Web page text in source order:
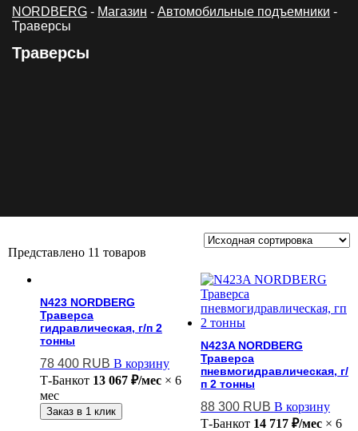
NORDBERG - Магазин - Автомобильные подъемники -
Траверсы
Траверсы
Представлено 11 товаров
N423 NORDBERG
Траверса
гидравлическая, г/п 2
тонны
78 400 RUB В корзину
Т-Банкот 13 067 ₽/мес × 6
мес
Заказ в 1 клик
N423A NORDBERG
Траверса
пневмогидравлическая, г/
п 2 тонны
88 300 RUB В корзину
Т-Банкот 14 717 ₽/мес× 6